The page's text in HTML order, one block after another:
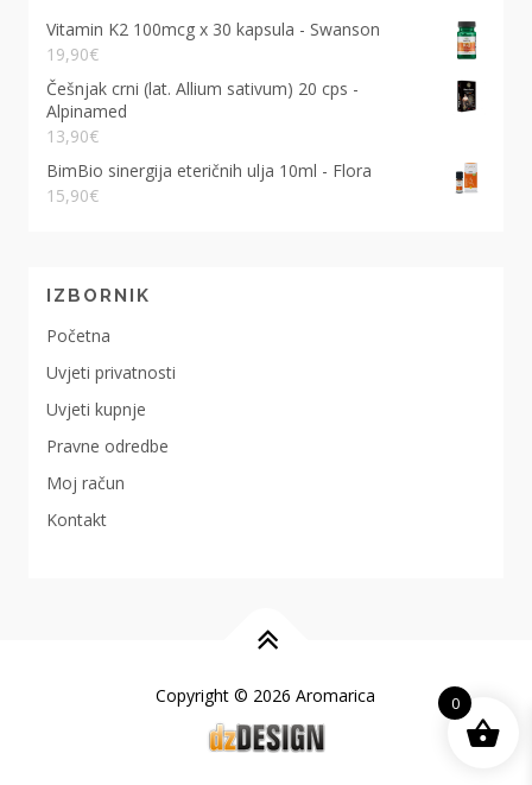
Vitamin K2 100mcg x 30 kapsula - Swanson
19,90€
Češnjak crni (lat. Allium sativum) 20 cps -
Alpinamed
13,90€
BimBio sinergija eteričnih ulja 10ml - Flora
15,90€
IZBORNIK
Početna
Uvjeti privatnosti
Uvjeti kupnje
Pravne odredbe
Moj račun
Kontakt
Copyright © 2026 Aromarica 0